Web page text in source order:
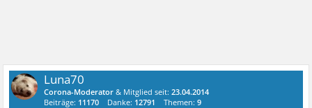
Luna70
Corona-Moderator & Mitglied seit:23.04.2014
Beiträge: 11170 Danke: 12791 Themen:9